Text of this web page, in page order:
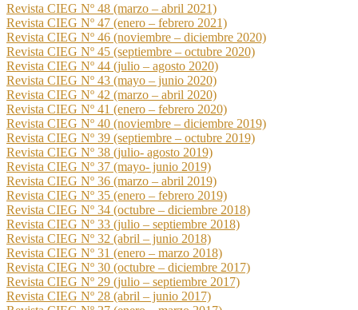
Revista CIEG Nº 28 (abril – junio 2017)
Revista CIEG Nº 29 (julio – septiembre 2017)
Revista CIEG Nº 30 (octubre – diciembre 2017)
Revista CIEG Nº 31 (enero – marzo 2018)
Revista CIEG Nº 32 (abril – junio 2018)
Revista CIEG Nº 33 (julio – septiembre 2018)
Revista CIEG Nº 34 (octubre – diciembre 2018)
Revista CIEG Nº 35 (enero – febrero 2019)
Revista CIEG Nº 36 (marzo – abril 2019)
Revista CIEG Nº 37 (mayo- junio 2019)
Revista CIEG Nº 38 (julio- agosto 2019)
Revista CIEG Nº 39 (septiembre – octubre 2019)
Revista CIEG Nº 40 (noviembre – diciembre 2019)
Revista CIEG Nº 41 (enero – febrero 2020)
Revista CIEG Nº 42 (marzo – abril 2020)
Revista CIEG Nº 43 (mayo – junio 2020)
Revista CIEG Nº 44 (julio – agosto 2020)
Revista CIEG Nº 45 (septiembre – octubre 2020)
Revista CIEG Nº 46 (noviembre – diciembre 2020)
Revista CIEG Nº 47 (enero – febrero 2021)
Revista CIEG Nº 48 (marzo – abril 2021)